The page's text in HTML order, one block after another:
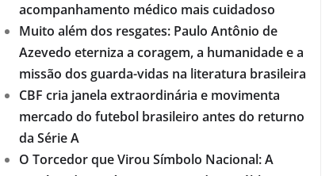
acompanhamento médico mais cuidadoso
Muito além dos resgates: Paulo Antônio de
Azevedo eterniza a coragem, a humanidade e a
missão dos guarda-vidas na literatura brasileira
CBF cria janela extraordinária e movimenta
mercado do futebol brasileiro antes do returno
da Série A
O Torcedor que Virou Símbolo Nacional: A